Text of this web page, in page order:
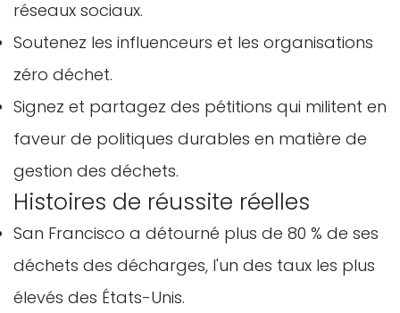
réseaux sociaux.
Soutenez les influenceurs et les organisations
zéro déchet.
Signez et partagez des pétitions qui militent en
faveur de politiques durables en matière de
gestion des déchets.
Histoires de réussite réelles
San Francisco a détourné plus de 80 % de ses
déchets des décharges, l'un des taux les plus
élevés des États-Unis.
Confirmez votre âge
Avez-vous 18 ans ou plus?
Non, je ne le suis pas Oui je suis